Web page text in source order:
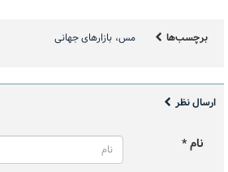
برچسب‌ها مس بازارهای جهانی
ارسال نظر
نام *